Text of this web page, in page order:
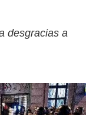
desgracias a